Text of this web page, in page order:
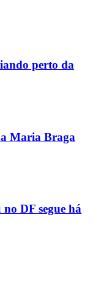
perto da
Maria Braga
DF segue há